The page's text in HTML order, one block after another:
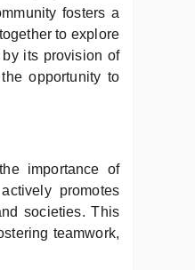
fosters a
to explore
by its provision of
opportunity to
importance of
promotes
societies. This
teamwork,